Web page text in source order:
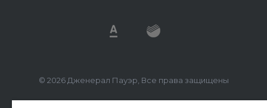
© 2026 Дженерал Пауэр, Все права защищены